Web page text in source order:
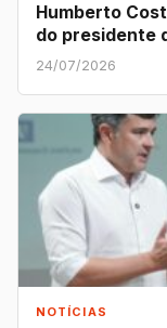
Humberto
do presidente
24/07/2026
NOTÍCIAS